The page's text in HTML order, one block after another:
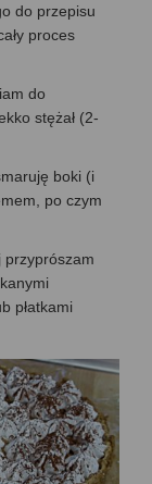
do przepisu
proces
do
stężał (2-
boki (i
po czym
przyprószam
płatkami